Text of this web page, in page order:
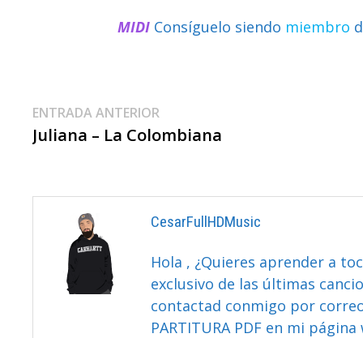
MIDI Consíguelo siendo miembro
Navegación
De
ENTRADA ANTERIOR
anterior:
Juliana – La Colombiana
CesarFullHDMusic
Hola , ¿Quieres aprender a
exclusivo de las últimas
contactad conmigo por
PARTITURA PDF en mi